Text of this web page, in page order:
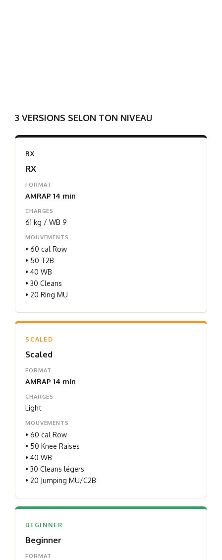
3 VERSIONS SELON TON NIVEAU
RX
RX
FORMAT
AMRAP 14 min
CHARGES
61 kg / WB 9
MOUVEMENTS
• 60 cal Row
• 50 T2B
• 40 WB
• 30 Cleans
• 20 Ring MU
SCALED
Scaled
FORMAT
AMRAP 14 min
CHARGES
Light
MOUVEMENTS
• 60 cal Row
• 50 Knee Raises
• 40 WB
• 30 Cleans légers
• 20 Jumping MU/C2B
BEGINNER
Beginner
FORMAT